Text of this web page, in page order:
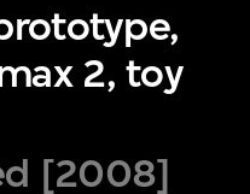
2, toy
[2008]